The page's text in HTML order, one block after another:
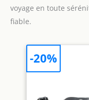
voyage en toute
fiable.
-20%